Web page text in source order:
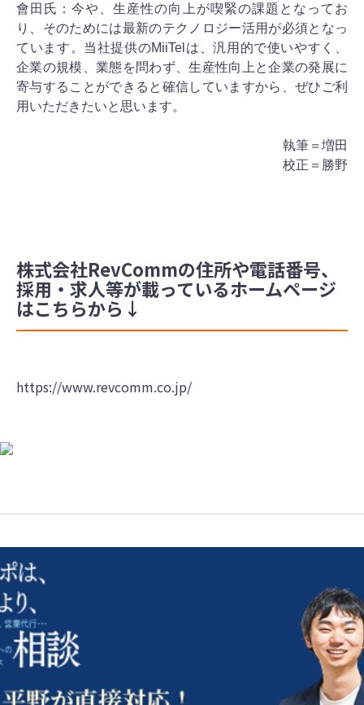
會田氏：今や、生産性の向上が喫緊の課題となってお
り、そのためには最新のテクノロジー活用が必須となっ
ています。当社提供のMiiTelは、汎用的で使いやすく、
企業の規模、業態を問わず、生産性向上と企業の発展に
寄与することができると確信していますから、ぜひご利
用いただきたいと思います。
執筆＝増田
校正＝勝野
株式会社RevCommの住所や電話番号、
採用・求人等が載っているホームページ
はこちらから↓
https://www.revcomm.co.jp/